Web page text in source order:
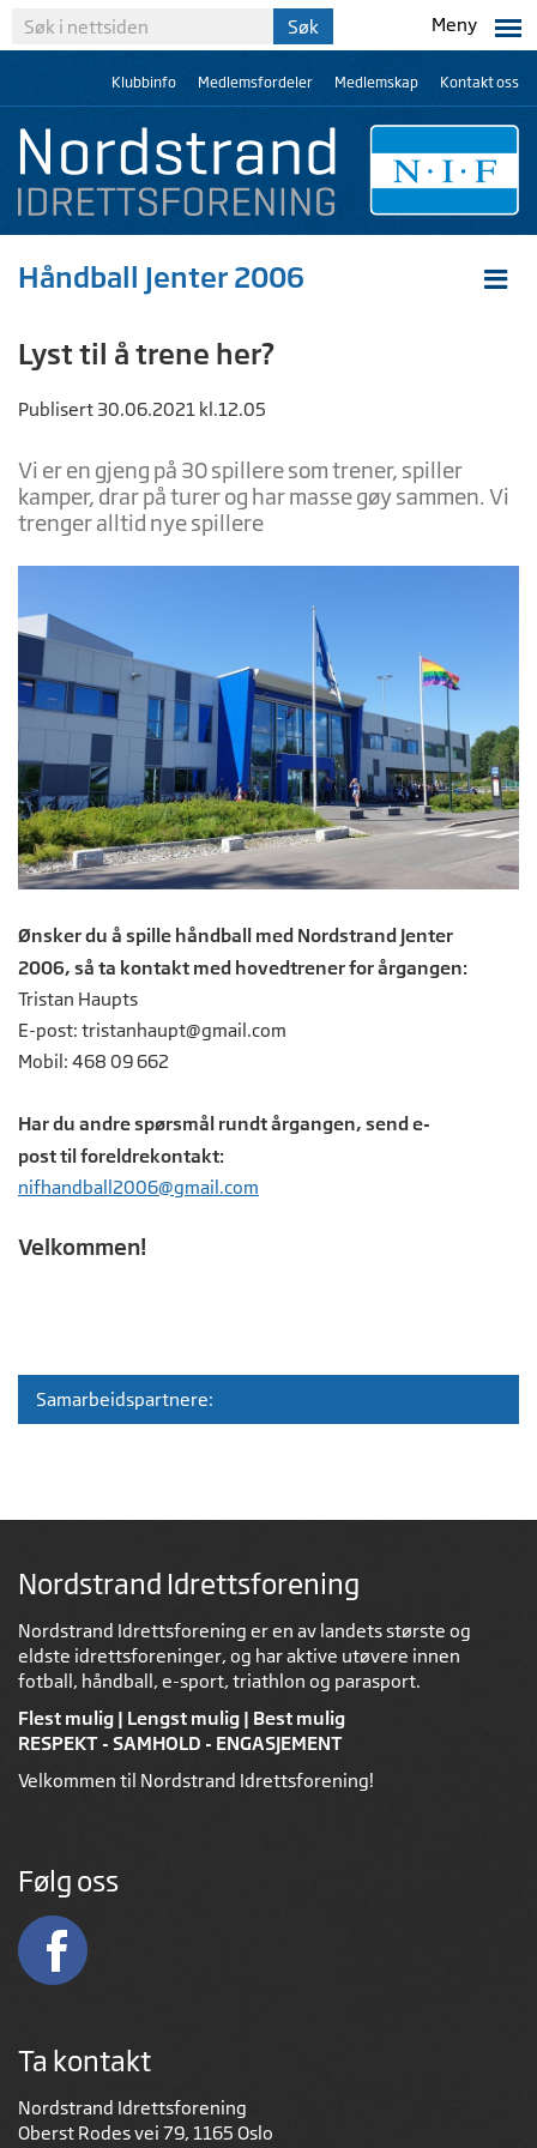
Meny
Klubbinfo Medlemsfordeler Medlemskap Kontakt oss
Håndball Jenter 2006
Lyst til å trene her?
Publisert 30.06.2021 kl.12.05
Vi er en gjeng på 30 spillere som trener, spiller
kamper, drar på turer og har masse gøy sammen. Vi
trenger alltid nye spillere
Ønsker du å spille håndball med Nordstrand Jenter
2006, så ta kontakt med hovedtrener for årgangen:
Tristan Haupts
E-post: tristanhaupt@gmail.com
Mobil: 468 09 662
Har du andre spørsmål rundt årgangen, send e-
post til foreldrekontakt:
nifhandball2006@gmail.com
Velkommen!
Samarbeidspartnere:
Nordstrand Idrettsforening
Nordstrand Idrettsforening er en av landets største og
eldste idrettsforeninger, og har aktive utøvere innen
fotball, håndball, e-sport, triathlon og parasport.
Flest mulig | Lengst mulig | Best mulig
RESPEKT - SAMHOLD - ENGASJEMENT
Velkommen til Nordstrand Idrettsforening!
Følg oss
Ta kontakt
Nordstrand Idrettsforening
Oberst Rodes vei 79, 1165 Oslo